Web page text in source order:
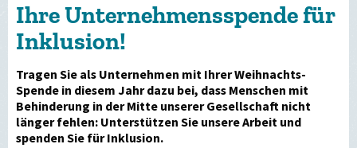
Ihre Unternehmensspende für
Inklusion!
Tragen Sie als Unternehmen mit Ihrer Weihnachts-
Spende in diesem Jahr dazu bei, dass Menschen mit
Behinderung in der Mitte unserer Gesellschaft nicht
länger fehlen:Unterstützen Sie unsere Arbeit und
spenden Sie für Inklusion.